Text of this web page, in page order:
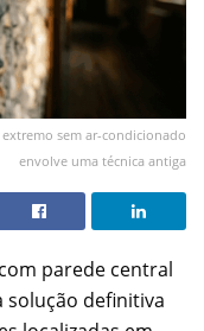
sem ar-condicionado
envolve uma técnica antiga
parede central
definitiva